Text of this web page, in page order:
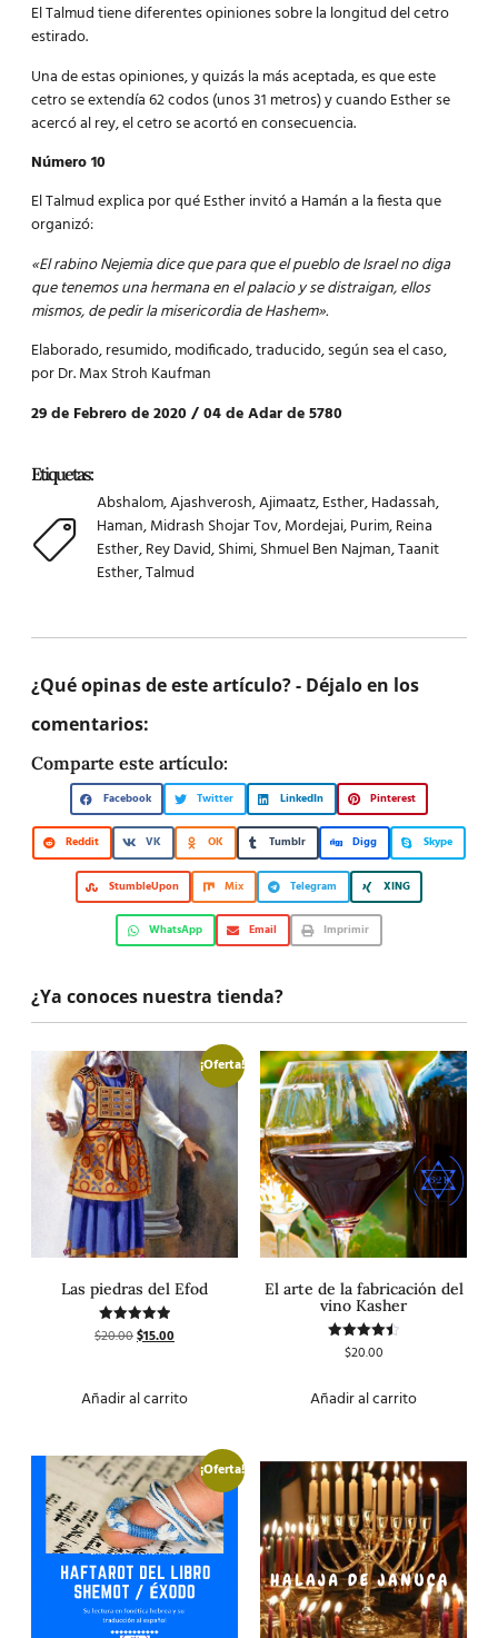
El Talmud tiene diferentes opiniones sobre la longitud del cetro
estirado.
Una de estas opiniones, y quizás la más aceptada, es que este
cetro se extendía 62 codos (unos 31 metros) y cuando Esther se
acercó al rey, el cetro se acortó en consecuencia.
Número 10
El Talmud explica por qué Esther invitó a Hamán a la fiesta que
organizó:
«El rabino Nejemia dice que para que el pueblo de Israel no diga
que tenemos una hermana en el palacio y se distraigan, ellos
mismos, de pedir la misericordia de Hashem».
Elaborado, resumido, modificado, traducido, según sea el caso,
por Dr. Max Stroh Kaufman
29 de Febrero de 2020 / 04 de Adar de 5780
Etiquetas:
Abshalom,Ajashverosh,Ajimaatz,Esther,Hadassah,
Haman,Midrash Shojar Tov,Mordejai,Purim,Reina
Esther,Rey David,Shimi,Shmuel Ben Najman,Taanit
Esther,Talmud
¿Qué opinas de este artículo? - Déjalo en los
comentarios:
Comparte este artículo:
Facebook Twitter LinkedIn Pinterest
Reddit VK OK Tumblr Digg Skype
StumbleUpon Mix Telegram XING
WhatsApp Email Imprimir
¿Ya conoces nuestra tienda?
¡Oferta!
Las piedras del Efod
Valorado
con
$20.00$15.00
Añadir al carrito
El arte de la fabricación del
vino Kasher
Valorado
$20.00
Añadir al carrito
¡Oferta!